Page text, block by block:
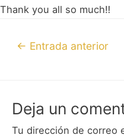
Thank you all so much‼ ️
← Entrada anterior
Deja un
Tu dirección de correo